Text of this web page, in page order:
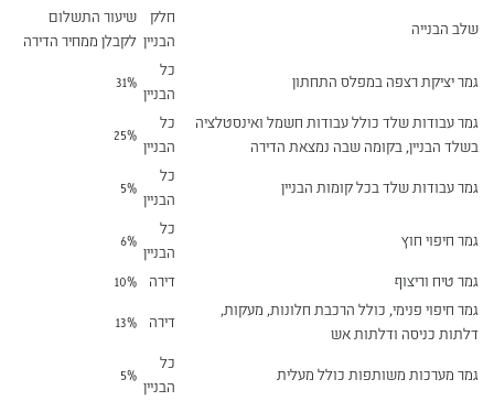
שלב הבנייה
חלק
הבניין
שיעור התשלום
לקבלן ממחיר הדירה
גמר יציקת רצפה במפלס התחתון
כל
הבניין
31%
גמר עבודות שלד כולל עבודות חשמל ואינסטלציה
בשלד הבניין, בקומה שבה נמצאת הדירה
כל
הבניין
25%
גמר עבודות שלד בכל קומות הבניין
כל
הבניין
5%
גמר חיפוי חוץ
כל
הבניין
6%
גמר טיח וריצוף דירה
10%
גמר חיפוי פנימי, כולל הרכבת חלונות, מעקות,
דלתות כניסה ודלתות אש
דירה 13%
גמר מערכות משותפות כולל מעלית
כל
הבניין
5%